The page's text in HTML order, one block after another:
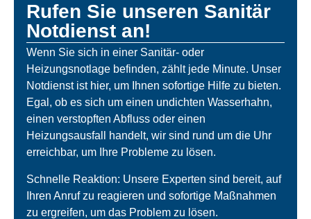
Rufen Sie unseren Sanitär
Notdienst an!
Wenn Sie sich in einer Sanitär- oder
Heizungsnotlage befinden, zählt jede Minute. Unser
Notdienst ist hier, um Ihnen sofortige Hilfe zu bieten.
Egal, ob es sich um einen undichten Wasserhahn,
einen verstopften Abfluss oder einen
Heizungsausfall handelt, wir sind rund um die Uhr
erreichbar, um Ihre Probleme zu lösen.
Schnelle Reaktion: Unsere Experten sind bereit, auf
Ihren Anruf zu reagieren und sofortige Maßnahmen
zu ergreifen, um das Problem zu lösen.